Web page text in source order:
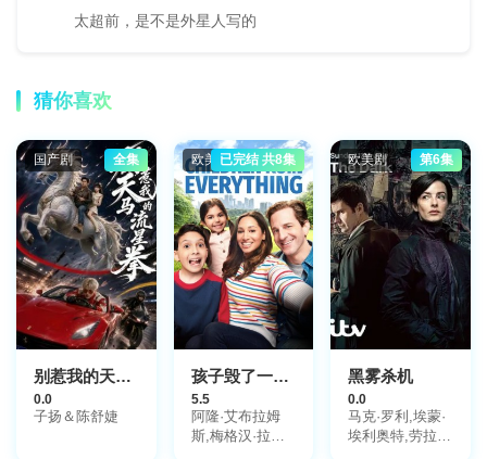
太超前，是不是外星人写的
猜你喜欢
国产剧 全集
别惹我的天马流星拳
0.0
子扬＆陈舒婕
欧美剧已完结 共8集
孩子毁了一切第一季
5.5
阿隆·艾布拉姆
斯,梅格汉·拉斯,
欧美剧 第6集
黑雾杀机
0.0
马克·罗利,埃蒙·
埃利奥特,劳拉·